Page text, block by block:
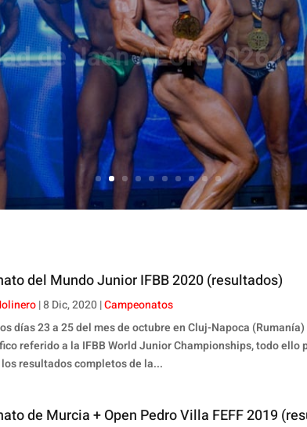
de Jaén AECN 2026
del Mundo Junior IFBB 2020 (resultados)
|8 Dic, 2020|Campeonatos
días 23 a 25 del mes de octubre en Cluj-Napoca
referido a la IFBB World Junior Championships, todo ello
resultados completos de la...
de Murcia + Open Pedro Villa FEFF 2019